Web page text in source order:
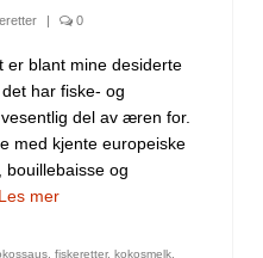
| 0
er blant mine desiderte
har fiske- og
del av æren for.
med kjente europeiske
bouillebaisse og
Les mer
fiskeretter, kokosmelk